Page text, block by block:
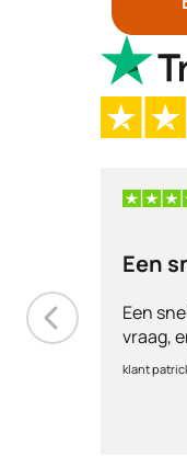
Een
Een
klant